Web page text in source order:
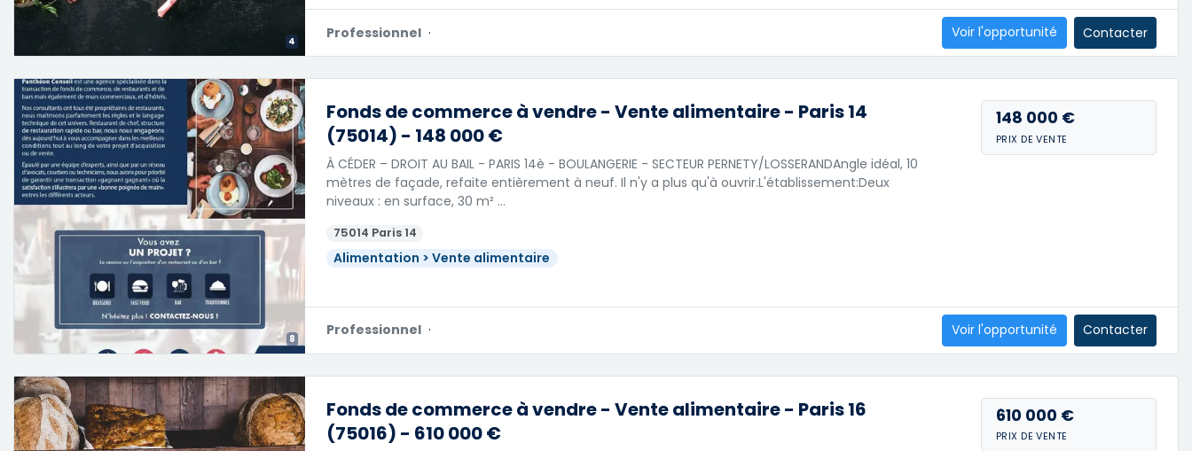
4 Professionnel · Voir l'opportunité Contacter
8
Fonds de commerce à vendre - Vente alimentaire - Paris 14
(75014) - 148 000 €
À CÉDER – DROIT AU BAIL - PARIS 14è - BOULANGERIE - SECTEUR PERNETY/LOSSERANDAngle idéal, 10
mètres de façade, refaite entièrement à neuf. Il n'y a plus qu'à ouvrir.L'établissement:Deux
niveaux : en surface, 30 m² …
75014 Paris 14
Alimentation > Vente alimentaire
148 000 €
PRIX DE VENTE
Professionnel · Voir l'opportunité Contacter
Fonds de commerce à vendre - Vente alimentaire - Paris 16
(75016) - 610 000 €
610 000 €
PRIX DE VENTE